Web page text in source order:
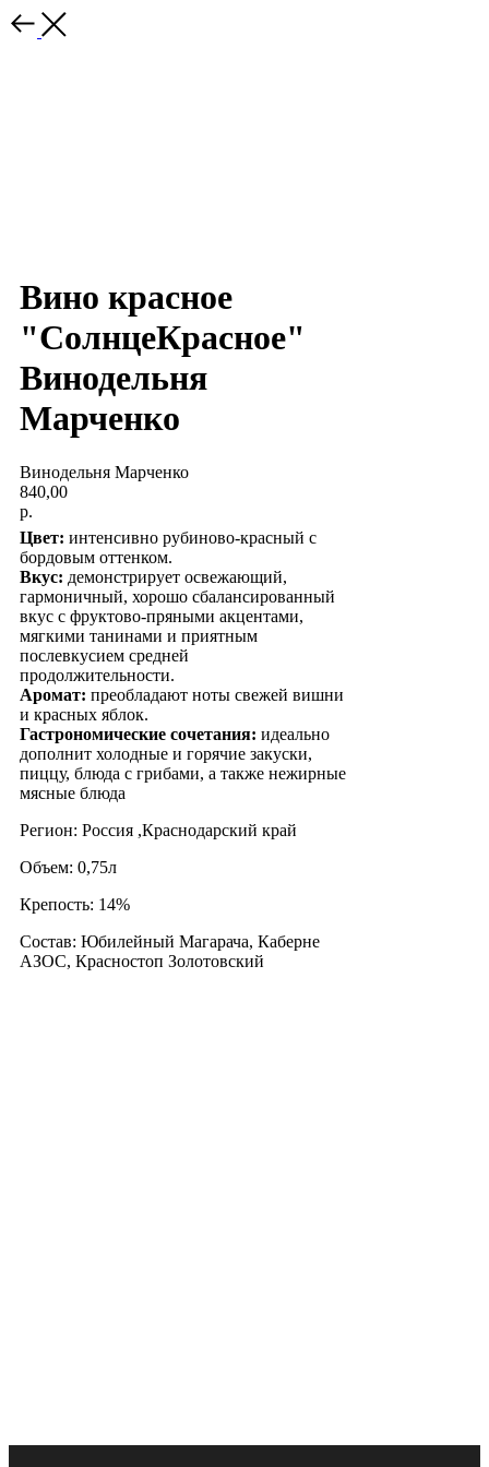
Вино красное
"СолнцеКрасное"
Винодельня
Марченко
Винодельня Марченко
840,00
р.
Цвет: интенсивно рубиново-красный с
бордовым оттенком.
Вкус: демонстрирует освежающий,
гармоничный, хорошо сбалансированный
вкус с фруктово-пряными акцентами,
мягкими танинами и приятным
послевкусием средней
продолжительности.
Аромат: преобладают ноты свежей вишни
и красных яблок.
Гастрономические сочетания: идеально
дополнит холодные и горячие закуски,
пиццу, блюда с грибами, а также нежирные
мясные блюда
Регион: Россия ,Краснодарский край
Объем: 0,75л
Крепость: 14%
Состав: Юбилейный Магарача, Каберне
АЗОС, Красностоп Золотовский